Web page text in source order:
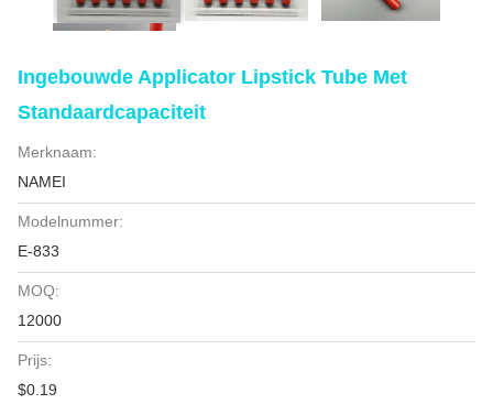
Ingebouwde Applicator Lipstick Tube Met
Standaardcapaciteit
Merknaam:
NAMEI
Modelnummer:
E-833
MOQ:
12000
Prijs:
$0.19